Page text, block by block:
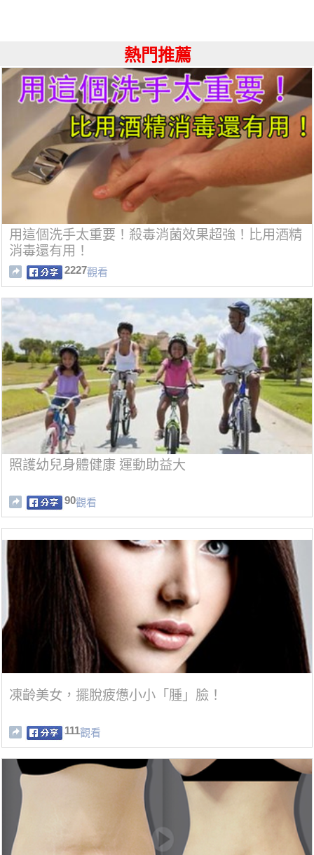
熱門推薦
用這個洗手太重要！殺毒消菌效果超強！比用酒精
消毒還有用！
2227觀看
照護幼兒身體健康 運動助益大
90觀看
凍齡美女，擺脫疲憊小小「腫」臉！
111觀看